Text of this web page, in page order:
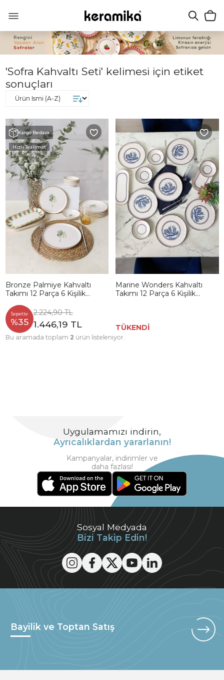
'Sofra Kahvaltı Seti' kelimesi için etiket
sonuçları
Kargo Bedava
Hızlı Teslimat
Bronze Palmiye Kahvaltı
Takımı 12 Parça 6 Kişilik
Sepette
%35
2.224,90 TL
1.446,19 TL
Marine Wonders Kahvaltı
Takımı 12 Parça 6 Kişilik
TÜKENDİ
Bu aramada toplam 2 ürün listeleniyor.
Sosyal Medyada
Bizi Takip Edin!
Uygulamamızı indirin,
Ayrıcalıklardan yararlanın!
Kampanyalar, indirimler ve
daha fazlası!
Bayilik ve Toptan Satış